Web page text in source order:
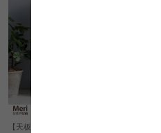
【天板60cm×29.5cm】 Meri 引き戸収納